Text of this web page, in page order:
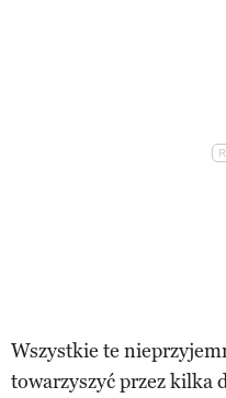
Wszystkie te
towarzyszyć przez kilka